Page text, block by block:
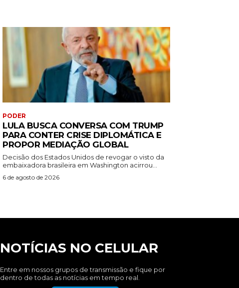
PODER
LULA BUSCA CONVERSA COM TRUMP
PARA CONTER CRISE DIPLOMÁTICA E
PROPOR MEDIAÇÃO GLOBAL
Decisão dos Estados Unidos de revogar o visto da
embaixadora brasileira em Washington acirrou...
6 de agosto de 2026
NOTÍCIAS NO CELULAR
Entre em nossos grupos de transmissão e fique por
dentro de todas as notícias em tempo real.